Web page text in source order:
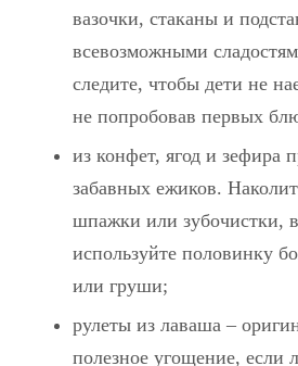
вазочки, стаканы и
всевозможными
следите, чтобы дети не
не попробовав первых
из конфет, ягод и зефира
забавных ежиков.
шпажки или зубочистки,
используйте половинку
или груши;
рулеты из лаваша –
полезное угощение, если